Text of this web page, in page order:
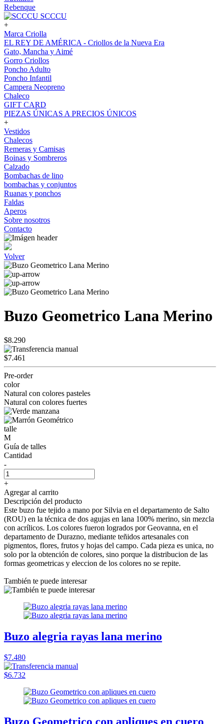
Rebenque
SCCCU
+
Marca Criolla
EL REY DE AMÉRICA - Criollos de la Nueva Era
Gato, Mancha y Aimé
Gorro Criollos
Poncho Adulto
Poncho Infantil
Campera Neopreno
Chaleco
GIFT CARD
PIEZAS ÚNICAS A PRECIOS ÚNICOS
+
Vestidos
Chalecos
Remeras y Camisas
Boinas y Sombreros
Calzado
Bombachas de lino
bombachas y conjuntos
Ruanas y ponchos
Faldas
Aperos
Sobre nosotros
Contacto
Volver
Buzo Geometrico Lana Merino
$8.290
$7.461
Pre-order
color
Natural con colores pasteles
Natural con colores fuertes
talle
M
Guía de talles
Cantidad
-
+
Agregar al carrito
Descripción del producto
Este buzo fue tejido a mano por Silvia en el departamento de Salto
(ROU) en la técnica de dos agujas en lana 100% merino, sin mezcla
con acrílicos. Los colores fueron logrados por Geovanna, en el
departamento de Durazno, mediante teñidos artesanales con
pigmentos, flores, frutos y hojas del campo. Cada pieza es unica, no
solo por la obtención de colores, sino porque la distribucion de las
formas geometricas y eleccion de los colores no se repite.
También te puede interesar
Buzo alegria rayas lana merino
$7.480
$6.732
Buzo Geometrico con apliques en cuero